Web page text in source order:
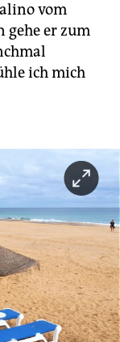
vom
gehe er zum
ich mich